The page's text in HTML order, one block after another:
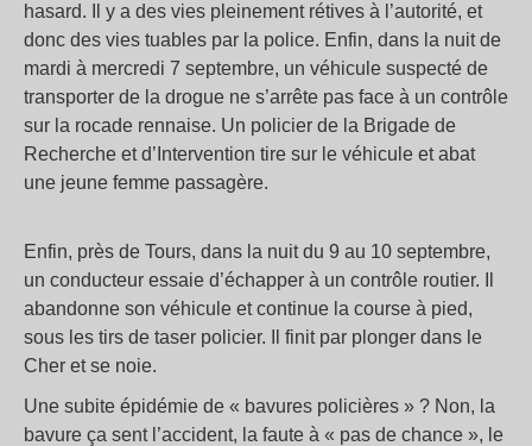
hasard. Il y a des vies pleinement rétives à l’autorité, et
donc des vies tuables par la police. Enfin, dans la nuit de
mardi à mercredi 7 septembre, un véhicule suspecté de
transporter de la drogue ne s’arrête pas face à un contrôle
sur la rocade rennaise. Un policier de la Brigade de
Recherche et d’Intervention tire sur le véhicule et abat
une jeune femme passagère.
Enfin, près de Tours, dans la nuit du 9 au 10 septembre,
un conducteur essaie d’échapper à un contrôle routier. Il
abandonne son véhicule et continue la course à pied,
sous les tirs de taser policier. Il finit par plonger dans le
Cher et se noie.
Une subite épidémie de « bavures policières » ? Non, la
bavure ça sent l’accident, la faute à « pas de chance », le